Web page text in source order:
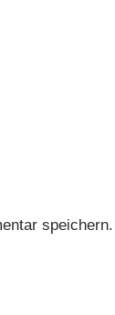
speichern.